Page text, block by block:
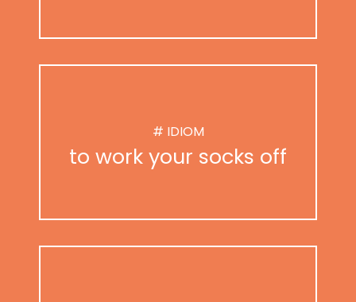
# IDIOM
to work your socks off